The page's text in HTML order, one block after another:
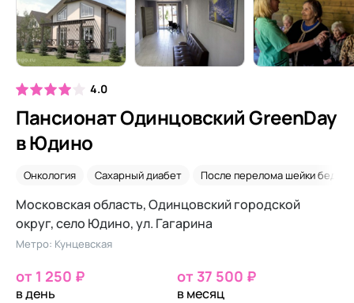
4.0
Пансионат Одинцовский GreenDay
в Юдино
Онкология Сахарный диабет После перелома шейки бедра
Московская область, Одинцовский городской
округ, село Юдино, ул. Гагарина
Метро: Кунцевская
от 1 250 ₽
в день
от 37 500 ₽
в месяц